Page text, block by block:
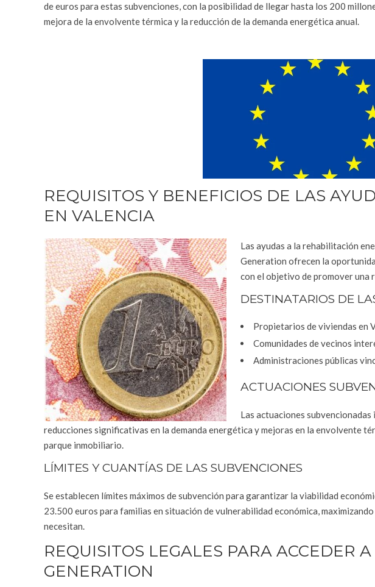
de euros para estas subvenciones, con la posibilidad de llegar hasta los 200
mejora de la envolvente térmica y la reducción de la demanda energética anual.
REQUISITOS Y BENEFICIOS DE LAS
EN VALENCIA
Las ayudas a la rehabilitación
Generation ofrecen la
con el objetivo de promover una
DESTINATARIOS DE
Propietarios de viviendas en
Comunidades de vecinos
Administraciones públicas
ACTUACIONES
Las actuaciones
reducciones significativas en la demanda energética y mejoras en la envolvente
parque inmobiliario.
LÍMITES Y CUANTÍAS DE LAS SUBVENCIONES
Se establecen límites máximos de subvención para garantizar la viabilidad
23.500 euros para familias en situación de vulnerabilidad económica,
necesitan.
REQUISITOS LEGALES PARA ACCEDER
GENERATION